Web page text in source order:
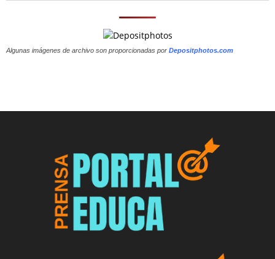
Algunas imágenes de archivo son proporcionadas por Depositphotos.com